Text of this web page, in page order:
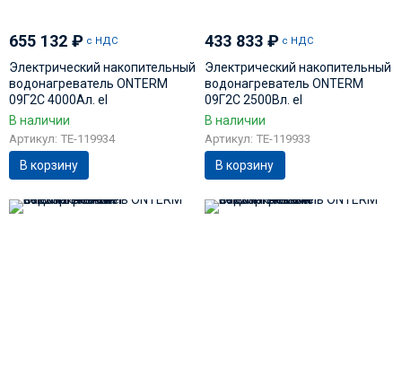
655 132 ₽ с НДС
Электрический накопительный
водонагреватель ONTERM
09Г2С 4000Ал. el
В наличии
Артикул: TE-119934
В корзину
433 833₽ с НДС
Электрический накопительный
водонагреватель ONTERM
09Г2С 2500Вл. el
В наличии
Артикул: TE-119933
В корзину